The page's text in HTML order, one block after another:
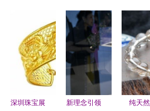
深圳珠宝展
新理念引领
纯天然